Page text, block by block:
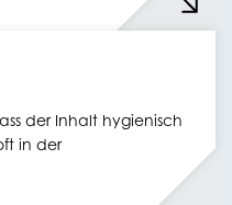
der Inhalt hygienisch
in der